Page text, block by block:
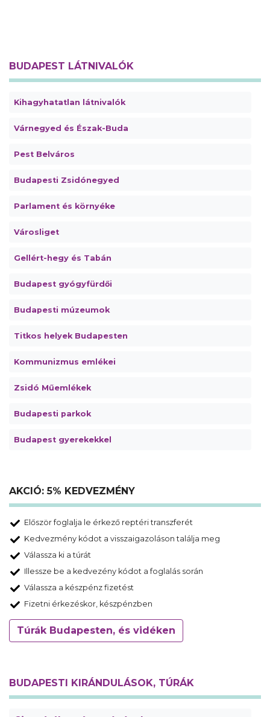
BUDAPEST LÁTNIVALÓK
Kihagyhatatlan látnivalók
Várnegyed és Észak-Buda
Pest Belváros
Budapesti Zsidónegyed
Parlament és környéke
Városliget
Gellért-hegy és Tabán
Budapest gyógyfürdői
Budapesti múzeumok
Titkos helyek Budapesten
Kommunizmus emlékei
Zsidó Műemlékek
Budapesti parkok
Budapest gyerekekkel
AKCIÓ: 5% KEDVEZMÉNY
Először foglalja le érkező reptéri transzferét
Kedvezmény kódot a visszaigazoláson találja meg
Válassza ki a túrát
Illessze be a kedvezény kódot a foglalás során
Válassza a készpénz fizetést
Fizetni érkezéskor, készpénzben
Túrák Budapesten, és vidéken
BUDAPESTI KIRÁNDULÁSOK, TÚRÁK